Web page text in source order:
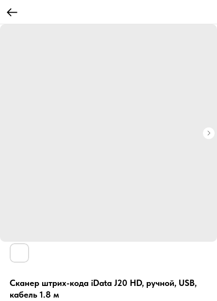
Сканер штрих-кода iData J20 HD, ручной, USB,
кабель 1.8 м